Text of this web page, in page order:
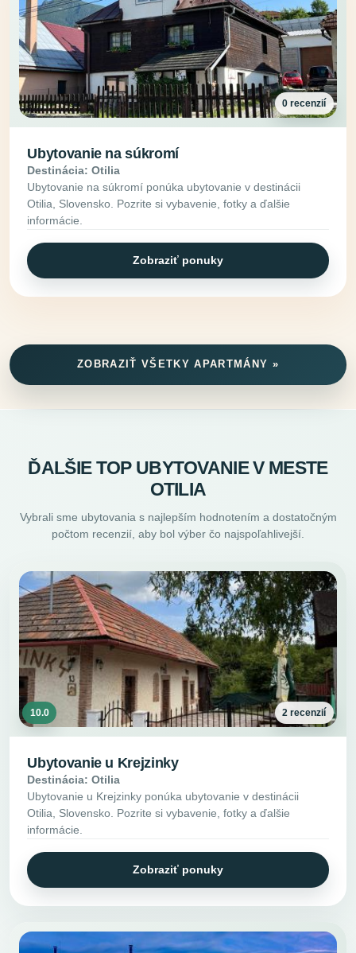
0 recenzií
Ubytovanie na súkromí
Destinácia: Otilia
Ubytovanie na súkromí ponúka ubytovanie v destinácii
Otilia, Slovensko. Pozrite si vybavenie, fotky a ďalšie
informácie.
Zobraziť ponuky
ZOBRAZIŤ VŠETKY APARTMÁNY »
ĎALŠIE TOP UBYTOVANIE V MESTE
OTILIA
Vybrali sme ubytovania s najlepším hodnotením a dostatočným
počtom recenzií, aby bol výber čo najspoľahlivejší.
10.0 2 recenzií
Ubytovanie u Krejzinky
Destinácia: Otilia
Ubytovanie u Krejzinky ponúka ubytovanie v destinácii
Otilia, Slovensko. Pozrite si vybavenie, fotky a ďalšie
informácie.
Zobraziť ponuky